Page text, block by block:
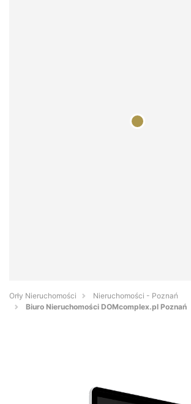
Orły Nieruchomości
Nieruchomości - Poznań
Biuro Nieruchomości DOMcomplex.pl Poznań